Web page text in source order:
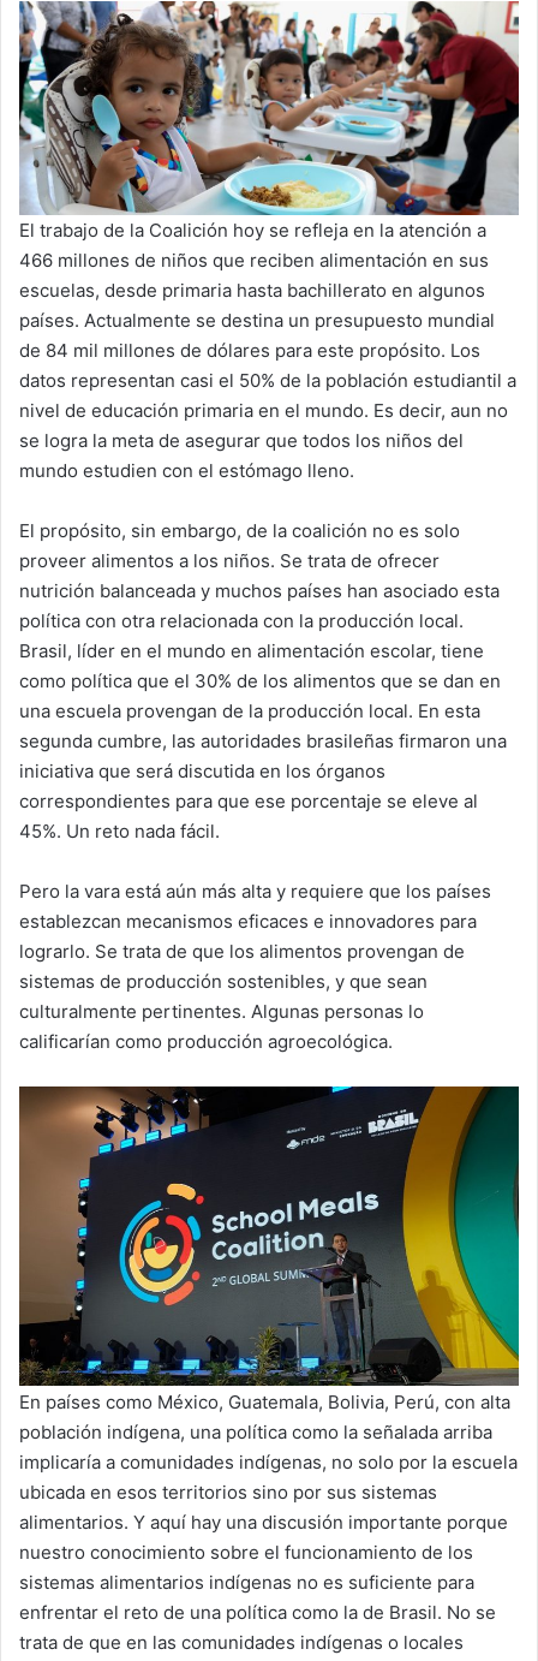
El trabajo de la Coalición hoy se refleja en la atención a
466 millones de niños que reciben alimentación en sus
escuelas, desde primaria hasta bachillerato en algunos
países. Actualmente se destina un presupuesto mundial
de 84 mil millones de dólares para este propósito. Los
datos representan casi el 50% de la población estudiantil a
nivel de educación primaria en el mundo. Es decir, aun no
se logra la meta de asegurar que todos los niños del
mundo estudien con el estómago lleno.
El propósito, sin embargo, de la coalición no es solo
proveer alimentos a los niños. Se trata de ofrecer
nutrición balanceada y muchos países han asociado esta
política con otra relacionada con la producción local.
Brasil, líder en el mundo en alimentación escolar, tiene
como política que el 30% de los alimentos que se dan en
una escuela provengan de la producción local. En esta
segunda cumbre, las autoridades brasileñas firmaron una
iniciativa que será discutida en los órganos
correspondientes para que ese porcentaje se eleve al
45%. Un reto nada fácil.
Pero la vara está aún más alta y requiere que los países
establezcan mecanismos eficaces e innovadores para
lograrlo. Se trata de que los alimentos provengan de
sistemas de producción sostenibles, y que sean
culturalmente pertinentes. Algunas personas lo
calificarían como producción agroecológica.
En países como México, Guatemala, Bolivia, Perú, con alta
población indígena, una política como la señalada arriba
implicaría a comunidades indígenas, no solo por la escuela
ubicada en esos territorios sino por sus sistemas
alimentarios. Y aquí hay una discusión importante porque
nuestro conocimiento sobre el funcionamiento de los
sistemas alimentarios indígenas no es suficiente para
enfrentar el reto de una política como la de Brasil. No se
trata de que en las comunidades indígenas o locales